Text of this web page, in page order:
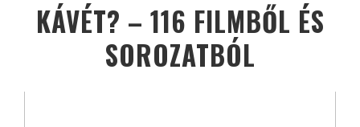
KÁVÉT? – 116 FILMBŐL ÉS
SOROZATBÓL